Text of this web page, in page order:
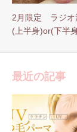
2月限定 ラジオ
(上半身)or(下半
最近の記事